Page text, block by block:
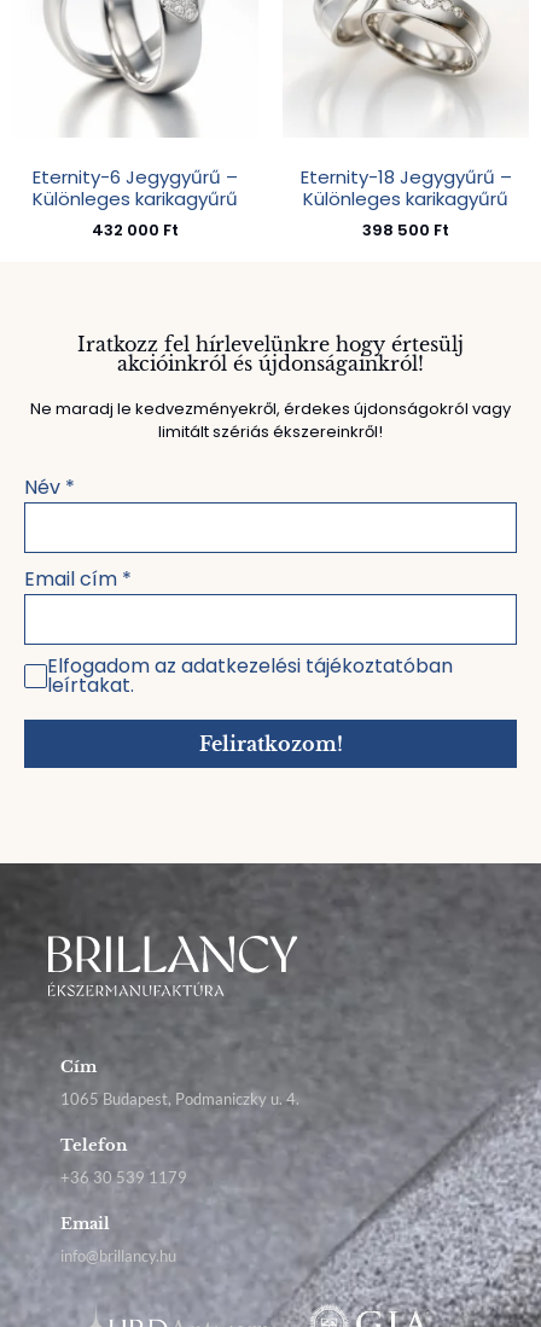
Eternity-6 Jegygyűrű –
Különleges karikagyűrű
432 000 Ft
Eternity-18 Jegygyűrű –
Különleges karikagyűrű
398 500 Ft
Iratkozz fel hírlevelünkre hogy értesülj
akcióinkról és újdonságainkról!
Ne maradj le kedvezményekről, érdekes újdonságokról vagy
limitált szériás ékszereinkről!
Név *
Email cím *
Elfogadom az adatkezelési tájékoztatóban
leírtakat.
Feliratkozom!
Cím
1065 Budapest, Podmaniczky u. 4.
Telefon
+36 30 539 1179
Email
info@brillancy.hu